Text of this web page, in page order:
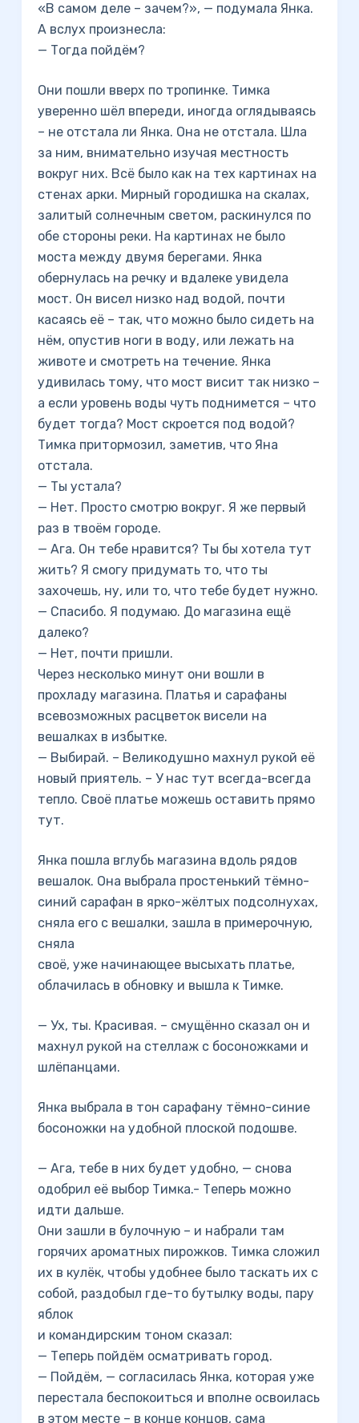
«В самом деле – зачем?», — подумала Янка.
А вслух произнесла:
— Тогда пойдём?
Они пошли вверх по тропинке. Тимка
уверенно шёл впереди, иногда оглядываясь
– не отстала ли Янка. Она не отстала. Шла
за ним, внимательно изучая местность
вокруг них. Всё было как на тех картинах на
стенах арки. Мирный городишка на скалах,
залитый солнечным светом, раскинулся по
обе стороны реки. На картинах не было
моста между двумя берегами. Янка
обернулась на речку и вдалеке увидела
мост. Он висел низко над водой, почти
касаясь её – так, что можно было сидеть на
нём, опустив ноги в воду, или лежать на
животе и смотреть на течение. Янка
удивилась тому, что мост висит так низко –
а если уровень воды чуть поднимется – что
будет тогда? Мост скроется под водой?
Тимка притормозил, заметив, что Яна
отстала.
— Ты устала?
— Нет. Просто смотрю вокруг. Я же первый
раз в твоём городе.
— Ага. Он тебе нравится? Ты бы хотела тут
жить? Я смогу придумать то, что ты
захочешь, ну, или то, что тебе будет нужно.
— Спасибо. Я подумаю. До магазина ещё
далеко?
— Нет, почти пришли.
Через несколько минут они вошли в
прохладу магазина. Платья и сарафаны
всевозможных расцветок висели на
вешалках в избытке.
— Выбирай. – Великодушно махнул рукой её
новый приятель. – У нас тут всегда-всегда
тепло. Своё платье можешь оставить прямо
тут.
Янка пошла вглубь магазина вдоль рядов
вешалок. Она выбрала простенький тёмно-
синий сарафан в ярко-жёлтых подсолнухах,
сняла его с вешалки, зашла в примерочную,
сняла
своё, уже начинающее высыхать платье,
облачилась в обновку и вышла к Тимке.
— Ух, ты. Красивая. – смущённо сказал он и
махнул рукой на стеллаж с босоножками и
шлёпанцами.
Янка выбрала в тон сарафану тёмно-синие
босоножки на удобной плоской подошве.
— Ага, тебе в них будет удобно, — снова
одобрил её выбор Тимка.- Теперь можно
идти дальше.
Они зашли в булочную – и набрали там
горячих ароматных пирожков. Тимка сложил
их в кулёк, чтобы удобнее было таскать их с
собой, раздобыл где-то бутылку воды, пару
яблок
и командирским тоном сказал:
— Теперь пойдём осматривать город.
— Пойдём, — согласилась Янка, которая уже
перестала беспокоиться и вполне освоилась
в этом месте – в конце концов, сама